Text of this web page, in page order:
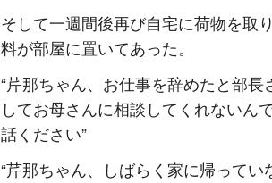
そして一週間後再び自宅に荷物を取
料が部屋に置いてあった。
“芹那ちゃん、お仕事を辞めたと部
してお母さんに相談してくれないん
話ください”
“芹那ちゃん、しばらく家に帰って